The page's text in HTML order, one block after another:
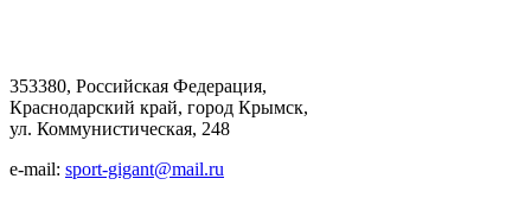
353380, Российская Федерация,
Краснодарский край, город Крымск,
ул. Коммунистическая, 248
e-mail: sport-gigant@mail.ru